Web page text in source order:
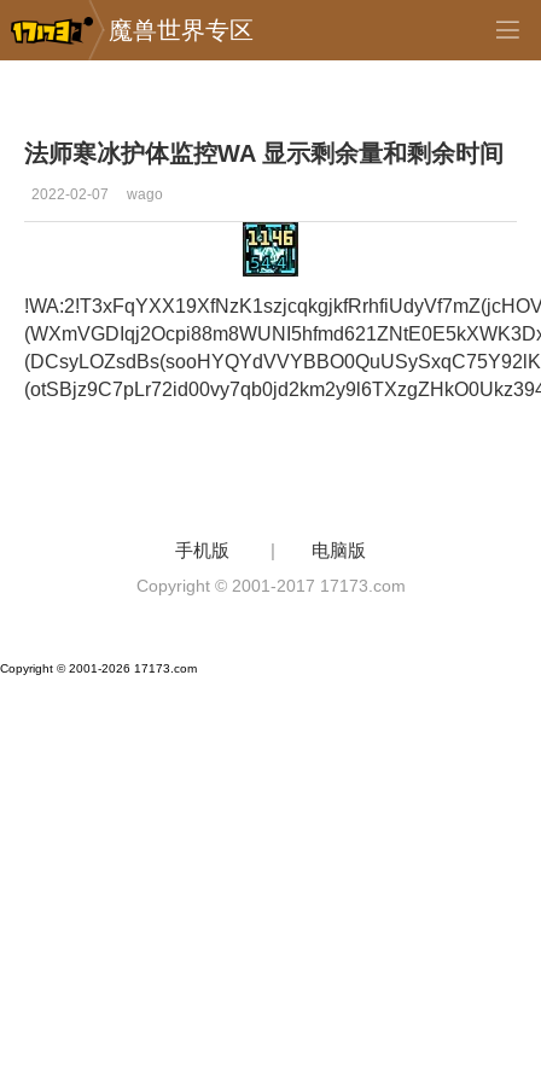
魔兽世界专区
专区_《魔兽世界》 >
法师寒冰护体监控WA 显示剩余量和剩余时间
2022-02-07 wago
手机版 | 电脑版
Copyright © 2001-2017 17173.com
Copyright © 2001-2026 17173.com